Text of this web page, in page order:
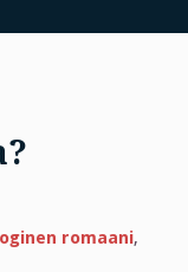
romaani,